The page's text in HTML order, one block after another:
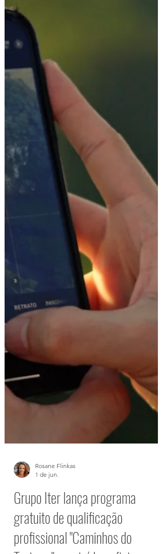
gigantesco – estimado em cerca de 700
milhões de pessoas em 31 países de dois
continentes - vai ampliar, e muito, o
mercado para os profissionais
capacitados em vinhos. "Quem tiver
conhecimento certamente vai se destacar,
será cada vez mais necessária a presença
de profissionais habilitados nos salões
dos restaurantes, nas adegas, nos
comércios e nas importadoras, por
Rosane Flinkas
1 de jun.